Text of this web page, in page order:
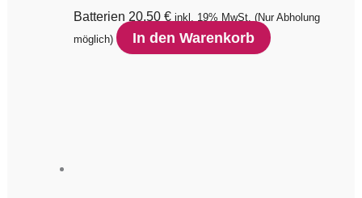
Batterien 20,50 € inkl. 19% MwSt. (Nur Abholung
möglich)
In den Warenkorb